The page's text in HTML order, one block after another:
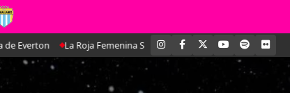
La Roja Femenina Sub-17 enfrentará a Argentina en doble
INSTAGRAM
FACEBOOK YOUTUBE
SPOTIFY